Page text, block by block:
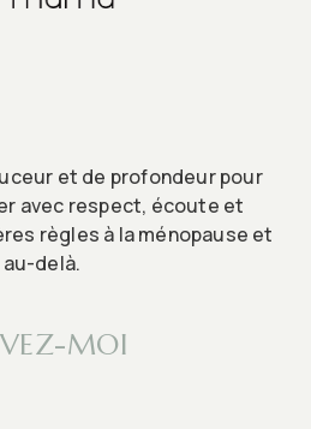
et de profondeur pour
avec respect, écoute et
règles à la ménopause et
au-delà.
MOI